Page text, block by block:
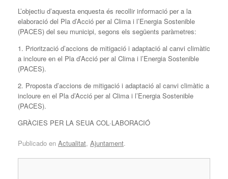
L’objectiu d’aquesta enquesta és recollir informació per a la
elaboració del Pla d’Acció per al Clima i l’Energia Sostenible
(PACES) del seu municipi, segons els següents paràmetres:
1. Priorització d’accions de mitigació i adaptació al canvi climàtic
a incloure en el Pla d’Acció per al Clima i l’Energia Sostenible
(PACES).
2. Proposta d’accions de mitigació i adaptació al canvi climàtic a
incloure en el Pla d’Acció per al Clima i l’Energia Sostenible
(PACES).
GRÀCIES PER LA SEUA COL·LABORACIÓ
Publicado en Actualitat, Ajuntament.